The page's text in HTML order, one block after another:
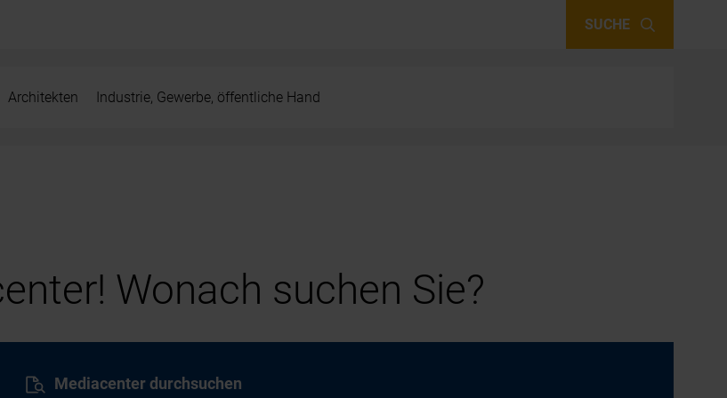
SUCHE
Architekten Industrie, Gewerbe, öffentliche Hand
Wonach suchen Sie?
Mediacenter durchsuchen